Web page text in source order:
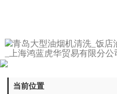
当前位置